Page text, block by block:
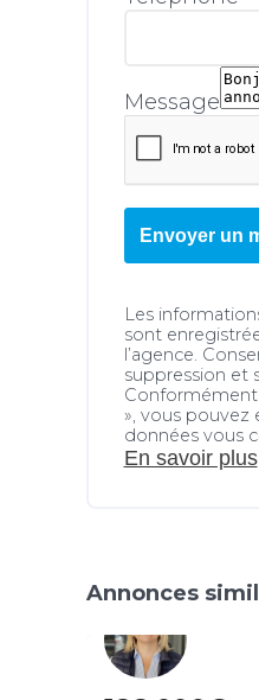
Message
Envoyer un
Les
sont
l’agence.
suppression et
Conformément
», vous pouvez
données vous
En savoir plus
Annonces